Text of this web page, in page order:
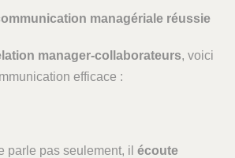
managériale réussie
manager-collaborateurs, voici
efficace :
parle pas seulement, il écoute